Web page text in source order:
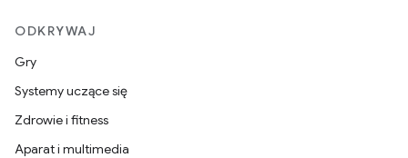
ODKRYWAJ
Gry
Systemy uczące się
Zdrowie i fitness
Aparat i multimedia